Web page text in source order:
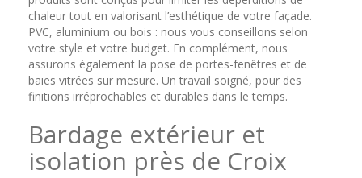
chaleur tout en valorisant l’esthétique de votre façade.
PVC, aluminium ou bois : nous vous conseillons selon
votre style et votre budget. En complément, nous
assurons également la pose de portes-fenêtres et de
baies vitrées sur mesure. Un travail soigné, pour des
finitions irréprochables et durables dans le temps.
Bardage extérieur et
isolation près de Croix